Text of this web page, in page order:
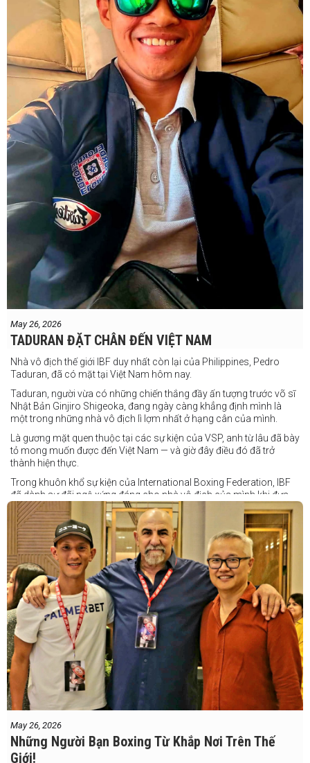
May 26, 2026
TADURAN ĐẶT CHÂN ĐẾN VIỆT NAM
Nhà vô địch thế giới IBF duy nhất còn lại của Philippines, Pedro
Taduran, đã có mặt tại Việt Nam hôm nay.
Taduran, người vừa có những chiến thắng đầy ấn tượng trước võ sĩ
Nhật Bản Ginjiro Shigeoka, đang ngày càng khẳng định mình là
một trong những nhà vô địch lì lợm nhất ở hạng cân của mình.
Là gương mặt quen thuộc tại các sự kiện của VSP, anh từ lâu đã bày
tỏ mong muốn được đến Việt Nam — và giờ đây điều đó đã trở
thành hiện thực.
Trong khuôn khổ sự kiện của International Boxing Federation, IBF
đã dành sự đãi ngộ xứng đáng cho nhà vô địch của mình khi đưa
Taduran đến Việt Nam bằng vé hạng thương gia.
Một chuyến đi hoàn toàn xứng đáng cho một “chiến binh đường xa”
thực thụ
May 26, 2026
Những Người Bạn Boxing Từ Khắp Nơi Trên Thế
Giới!